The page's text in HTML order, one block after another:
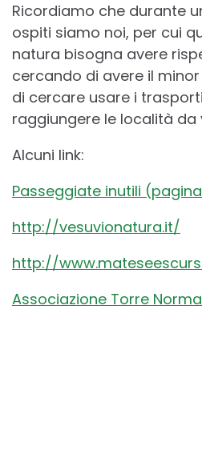
Ricordiamo che durante
ospiti siamo noi, per cui
natura bisogna avere
cercando di avere il
di cercare usare i
raggiungere le località da
Alcuni link:
Passeggiate inutili
http://vesuvionatura.it/
http://
Associazione Torre